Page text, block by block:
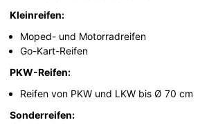
Kleinreifen:
Moped- und Motorradreifen
Go-Kart-Reifen
PKW-Reifen:
Reifen von PKW und LKW bis Ø 70 cm
Sonderreifen: